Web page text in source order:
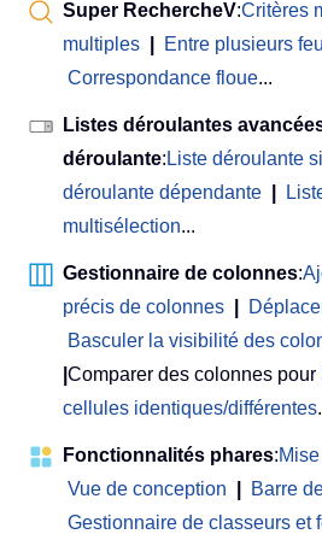
Super RechercheV:Critères
multiples
Entre plusieurs
Correspondance floue...
Listes déroulantes
déroulante: Liste déroulante
déroulante dépendante
multisélection...
Gestionnaire de colonnes:
précis de colonnes
Basculer la visibilité des
Comparer des colonnes pour
cellules identiques/différentes
Fonctionnalités phares:
Vue de conception
Barre
Gestionnaire de classeurs et